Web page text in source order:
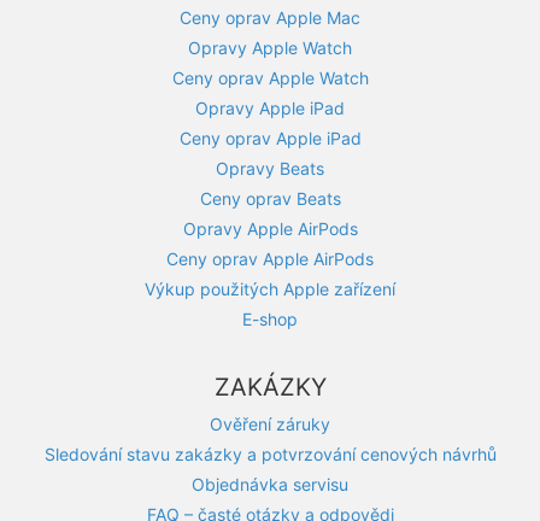
Ceny oprav Apple Mac
Opravy Apple Watch
Ceny oprav Apple Watch
Opravy Apple iPad
Ceny oprav Apple iPad
Opravy Beats
Ceny oprav Beats
Opravy Apple AirPods
Ceny oprav Apple AirPods
Výkup použitých Apple zařízení
E-shop
ZAKÁZKY
Ověření záruky
Sledování stavu zakázky a potvrzování cenových návrhů
Objednávka servisu
FAQ – časté otázky a odpovědi